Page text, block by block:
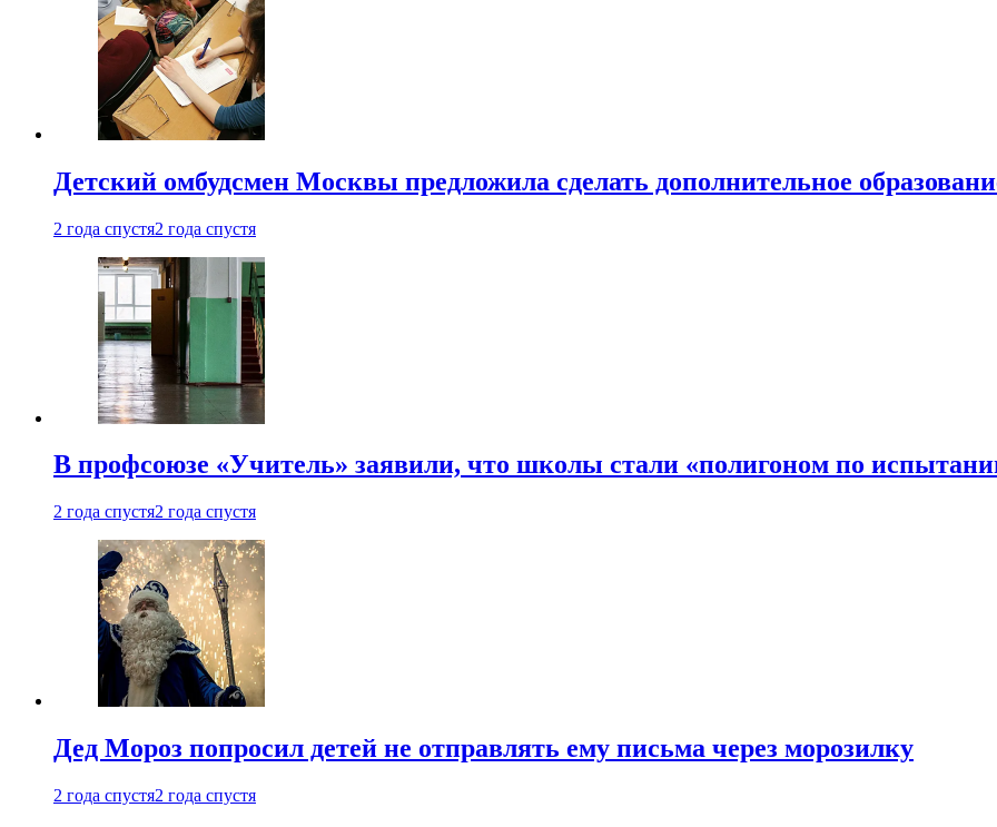
Детский омбудсмен Москвы предложила сделать дополнительное
2 года спустя2 года спустя
В профсоюзе «Учитель» заявили, что школы стали «полигоном по
2 года спустя2 года спустя
Дед Мороз попросил детей не отправлять ему письма через морозилку
2 года спустя2 года спустя